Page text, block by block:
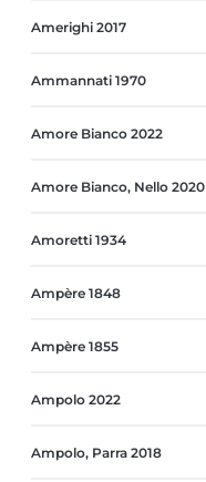
Amerighi 2017
Ammannati 1970
Amore Bianco 2022
Amore Bianco, Nello 2020
Amoretti 1934
Ampère 1848
Ampère 1855
Ampolo 2022
Ampolo, Parra 2018